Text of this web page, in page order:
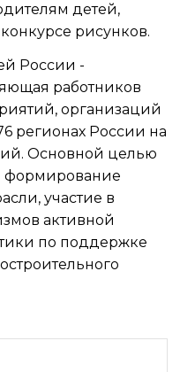
детей,
рисунков.
России -
работников
организаций
регионах России на
Основной целью
формирование
участие в
активной
по поддержке